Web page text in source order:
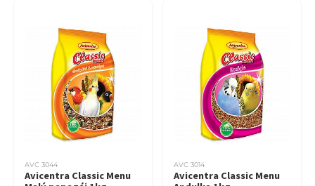
AVC 3044
Avicentra Classic Menu
AVC 3014
Avicentra Classic Menu